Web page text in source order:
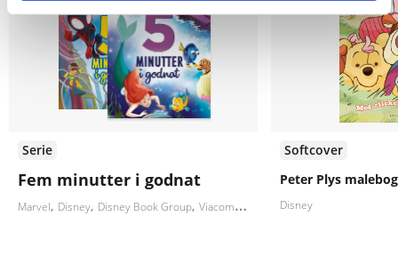
Serie
Fem minutter i godnat
Marvel Disney Disney Book Group ViacomCBS
Softcover
Peter Plys
Disney